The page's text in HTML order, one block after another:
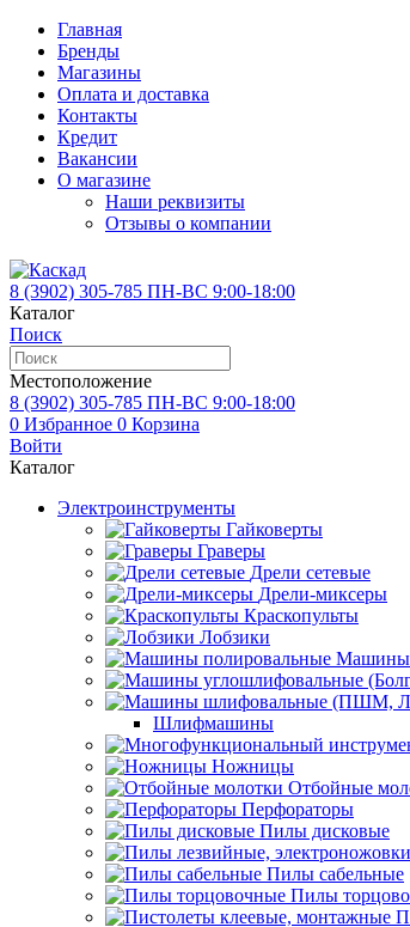
Главная
Бренды
Магазины
Оплата и доставка
Контакты
Кредит
Вакансии
О магазине
Наши реквизиты
Отзывы о компании
8 (3902) 305-785 ПН-ВС 9:00-18:00
Каталог
Поиск
Местоположение
8 (3902) 305-785 ПН-ВС 9:00-18:00
0 Избранное 0 Корзина
Войти
Каталог
Электроинструменты
Гайковерты
Граверы
Дрели сетевые
Дрели-миксеры
Краскопульты
Лобзики
Машины
Шлифмашины
Ножницы
Отбойные
Перфораторы
Пилы дисковые
Пилы сабельные
Пилы